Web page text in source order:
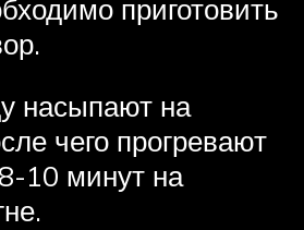
приготовить
насыпают на
чего прогревают
10 минут на